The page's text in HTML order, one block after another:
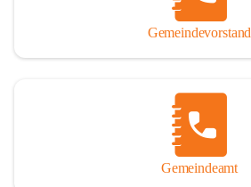
Gemeindevorstand
Gemeindeamt